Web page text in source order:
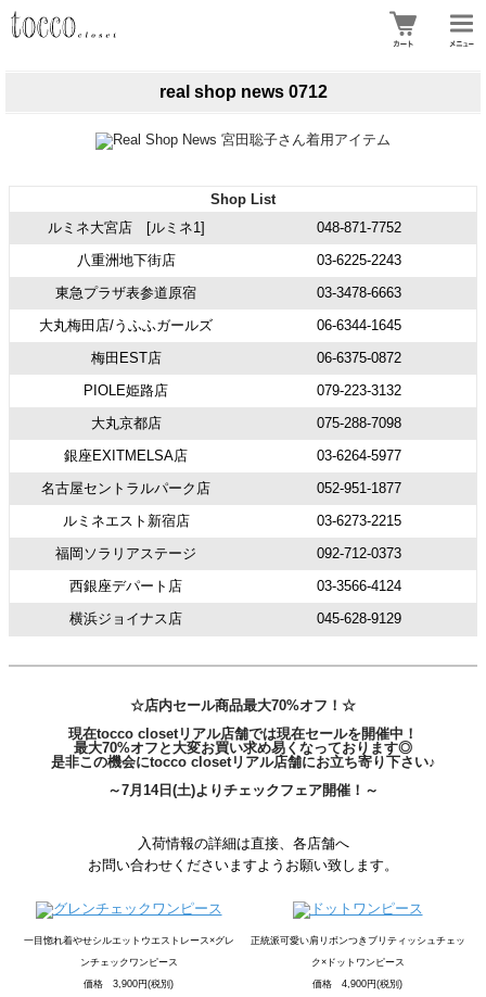
real shop news 0712
Shop List
ルミネ大宮店 [ルミネ1]
048-871-7752
八重洲地下街店
03-6225-2243
東急プラザ表参道原宿
03-3478-6663
大丸梅田店/うふふガールズ
06-6344-1645
梅田EST店
06-6375-0872
PIOLE姫路店
079-223-3132
大丸京都店
075-288-7098
銀座EXITMELSA店
03-6264-5977
名古屋セントラルパーク店
052-951-1877
ルミネエスト新宿店
03-6273-2215
福岡ソラリアステージ
092-712-0373
西銀座デパート店
03-3566-4124
横浜ジョイナス店
045-628-9129
☆店内セール商品最大70%オフ！☆
現在tocco closetリアル店舗では現在セールを開催中！
最大70%オフと大変お買い求め易くなっております◎
是非この機会にtocco closetリアル店舗にお立ち寄り下さい♪
～7月14日(土)よりチェックフェア開催！～
入荷情報の詳細は直接、各店舗へ
お問い合わせくださいますようお願い致します。
一目惚れ着やせシルエットウエストレース×グレ
ンチェックワンピース
価格 3,900円(税別)
正統派可愛い肩リボンつきブリティッシュチェッ
ク×ドットワンピース
価格 4,900円(税別)